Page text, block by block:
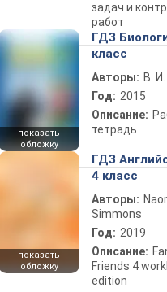
задач и
работ
показать
обложку
ГДЗ
класс
Авторы: В.
Год: 2015
Описание:
тетрадь
показать
обложку
ГДЗ
4 класс
Авторы:
Simmons
Год: 2019
Описание:
Friends 4
edition